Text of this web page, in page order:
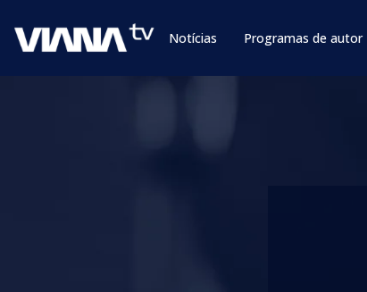
Notícias Programas de autor